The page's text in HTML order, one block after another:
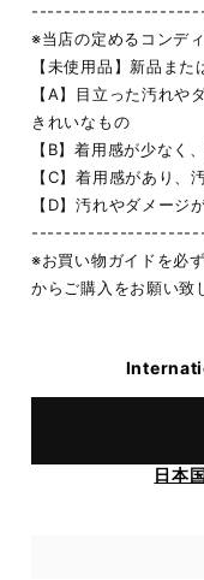
※当店の定めるコンデ
【未使用品】新品ま
【A】目立った汚れや
きれいなもの
【B】着用感が少なく
【C】着用感があり、
【D】汚れやダメージ
※お買い物ガイドを必
からご購入をお願い致
日本